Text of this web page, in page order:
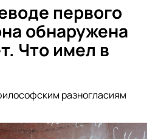
первого
обнаружена
Что имел в
разногласиям